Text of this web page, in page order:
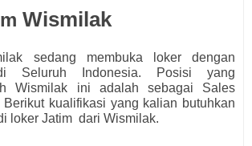
Wismilak
sedang membuka loker dengan
Seluruh Indonesia. Posisi yang
Wismilak ini adalah sebagai Sales
Berikut kualifikasi yang kalian butuhkan
loker Jatim dari Wismilak.